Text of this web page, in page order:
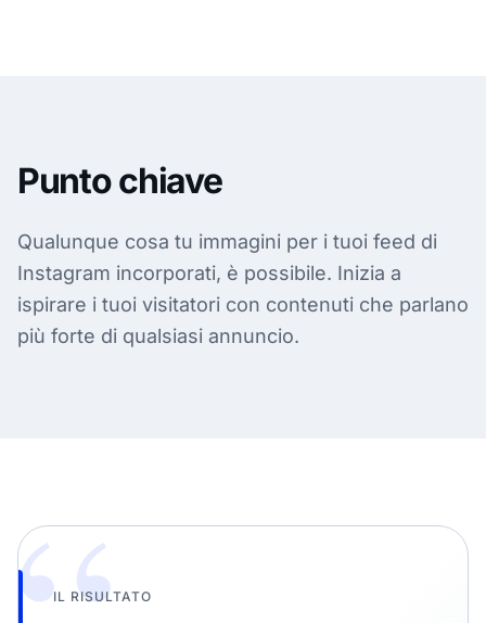
Punto chiave
Qualunque cosa tu immagini per i tuoi feed di
Instagram incorporati, è possibile. Inizia a
ispirare i tuoi visitatori con contenuti che parlano
più forte di qualsiasi annuncio.
IL RISULTATO